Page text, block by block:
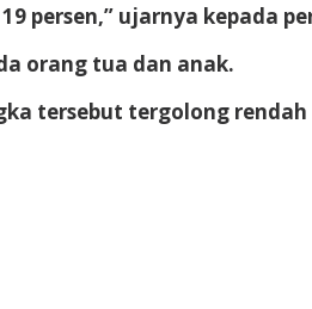
persen,” ujarnya kepada
orang tua dan anak.
tersebut tergolong